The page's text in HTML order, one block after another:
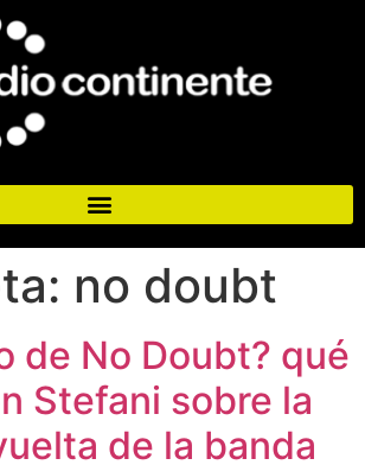
no doubt
de No Doubt? qué
Stefani sobre la
de la banda